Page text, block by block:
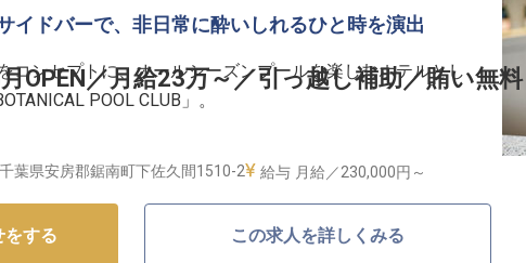
み方をご提案している当ホテル。
距離にありながら、豊かな自然に囲まれたロケーションの
やキャンプなど様々なアウトドアが楽しめる環境に惹か
ッフも多数！
OPEN／月給23万～／引っ越し補助／賄い無料
イドバーで、非日常に酔いしれるひと時を演出
コンセプトに、オールシーズンプールを楽しむホテルとし
POOL CLUB」。
、南国のような空間にあるプールサイドバー。
楽しむひと時を、あなたの1杯で演出しませんか？
千葉県安房郡鋸南町下佐久間1510-2 給与 月給／230,000円～
をする この求人を詳しくみる